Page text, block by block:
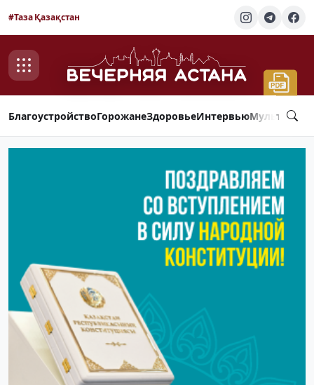
#Таза Қазақстан
БлагоустройствоГорожанеЗдоровьеИнтервью